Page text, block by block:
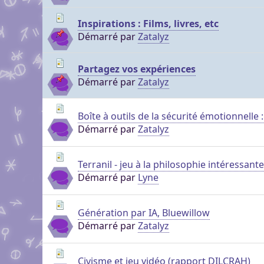
peut s'inscrire, mais
personne si vous n'êtes
Visioconférence
Salon audio et vidéo,
compte, via le
principal d'échange,
XMPP.
Boutiques
Brillez aux couleurs de
visuels ? Vous pouvez
quelques boutiques en
Nous soutenir
Notre projet vit grâce
nature, en temps ou en
Découvrez comment
nous puissions aller
Inspirations : Films, livres, etc
Démarré parZatalyz
Partagez vos expériences
Démarré parZatalyz
Boîte à outils de la sécurité émotionnelle
Démarré parZatalyz
Terranil - jeu à la philosophie intéressante
Démarré par Lyne
Génération par IA, Bluewillow
Démarré parZatalyz
Civisme et jeu vidéo (rapport DILCRAH)